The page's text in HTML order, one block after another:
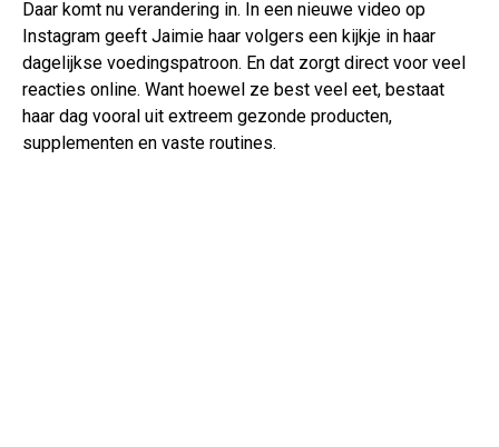
Daar komt nu verandering in. In een nieuwe video op
Instagram geeft Jaimie haar volgers een kijkje in haar
dagelijkse voedingspatroon. En dat zorgt direct voor veel
reacties online. Want hoewel ze best veel eet, bestaat
haar dag vooral uit extreem gezonde producten,
supplementen en vaste routines.